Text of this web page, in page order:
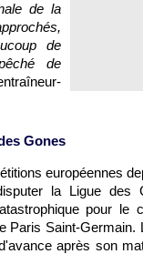
de la
de
de
Gones
européennes
la Ligue des
pour le
Paris Saint-Germain.
après son